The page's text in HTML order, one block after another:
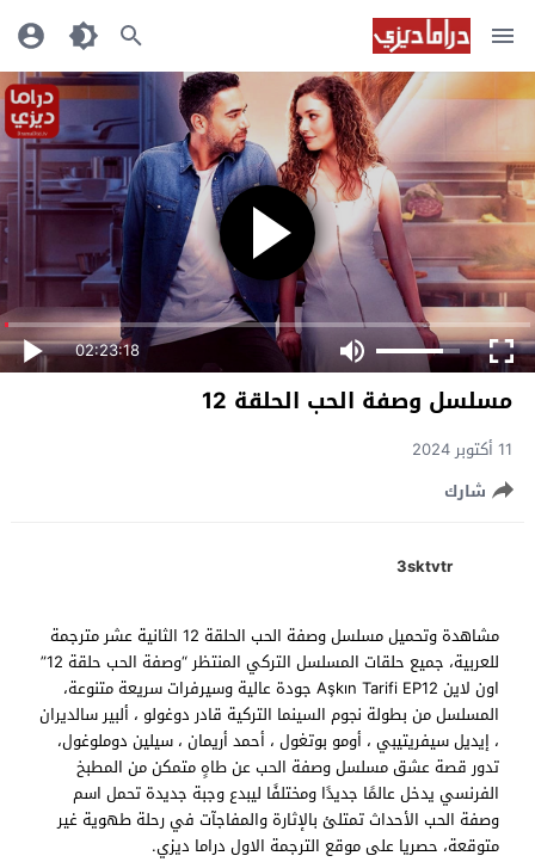
02:23:18
مسلسل وصفة الحب الحلقة 12
11 أكتوبر 2024
شارك
3sktvtr
مشاهدة وتحميل مسلسل وصفة الحب الحلقة 12 الثانية عشر مترجمة
للعربية، جميع حلقات المسلسل التركي المنتظر “وصفة الحب حلقة 12”
اون لاين Aşkın Tarifi EP12 جودة عالية وسيرفرات سريعة متنوعة،
المسلسل من بطولة نجوم السينما التركية قادر دوغولو ، ألبير سالديران
، إيديل سيفريتيبي ، أومو بوتغول ، أحمد أريمان ، سيلين دوملوغول،
تدور قصة عشق مسلسل وصفة الحب عن طاهٍ متمكن من المطبخ
الفرنسي يدخل عالمًا جديدًا ومختلفًا ليبدع وجبة جديدة تحمل اسم
وصفة الحب الأحداث تمتلئ بالإثارة والمفاجآت في رحلة طهوية غير
متوقعة، حصريا على موقع الترجمة الاول دراما ديزي.